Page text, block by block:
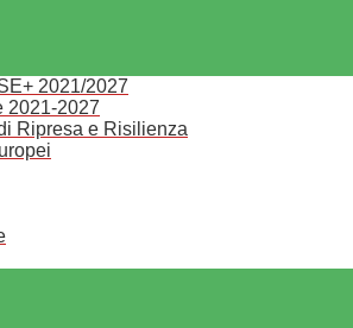
2021/2027
2021-2027
Ripresa e Risilienza